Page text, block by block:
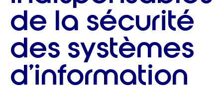
de la sécurité
des systèmes
d’information